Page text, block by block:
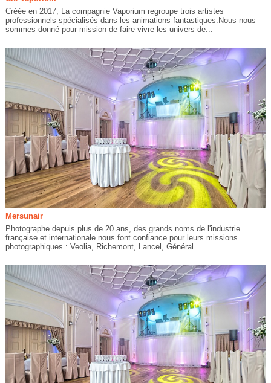
Créée en 2017, La compagnie Vaporium regroupe trois artistes
professionnels spécialisés dans les animations fantastiques.Nous nous
sommes donné pour mission de faire vivre les univers de...
Mersunair
Photographe depuis plus de 20 ans, des grands noms de l'industrie
française et internationale nous font confiance pour leurs missions
photographiques : Veolia, Richemont, Lancel, Général...